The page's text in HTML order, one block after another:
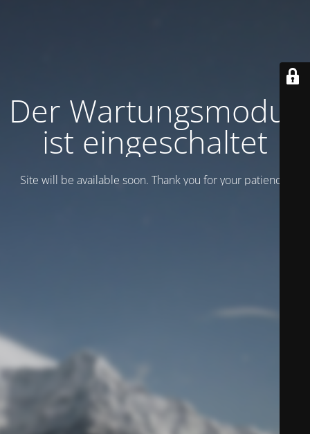
Der Wartungsmodus
ist eingeschaltet
Site will be available soon. Thank you for your patience!